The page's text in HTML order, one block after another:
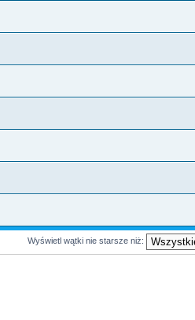
Wyświetl wątki nie starsze niż: